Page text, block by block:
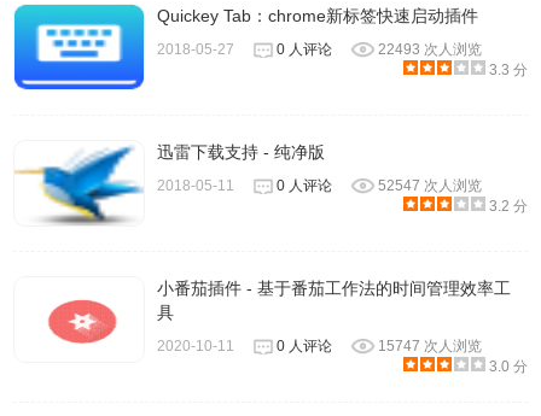
Quickey Tab：chrome新标签快速启动插件
2018-05-27 0 人评论
22493 次人浏览
3.3 分
迅雷下载支持 - 纯净版
2018-05-11 0 人评论
52547 次人浏览
3.2 分
小番茄插件 - 基于番茄工作法的时间管理效率工
具
2020-10-11 0 人评论
15747 次人浏览
3.0 分